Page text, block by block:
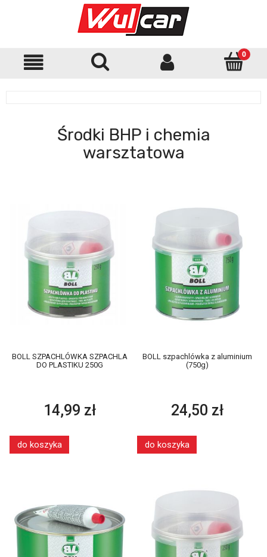
Środki BHP i chemia
warsztatowa
BOLL SZPACHLÓWKA SZPACHLA
DO PLASTIKU 250G
14,99 zł
do koszyka
BOLL szpachlówka z aluminium
(750g)
24,50 zł
do koszyka